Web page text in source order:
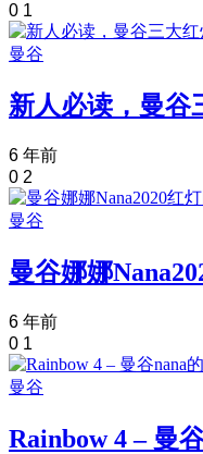
0 1
曼谷
新人必读，曼谷
6 年前
0 2
曼谷
曼谷娜娜
6 年前
0 1
曼谷
Rainbow 4 – 曼